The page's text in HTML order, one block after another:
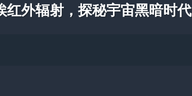
外辐射，探秘宇宙黑暗时代